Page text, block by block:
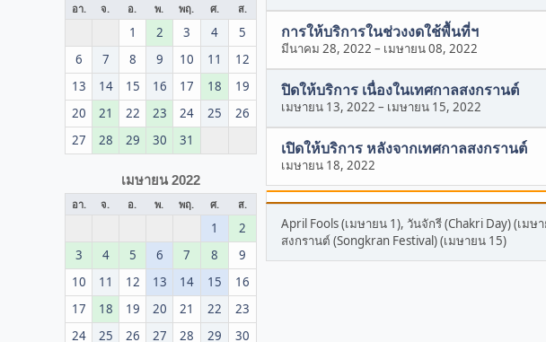
อา. จ. อ. พ. พฤ. ศ. ส.
1 2 3 4
5
6
7 8 9 10 11
12
13
14 15 16 17 18
19
20
21 22 23 24 25
26
27
28 29 30 31
เมษายน 2022
อา. จ. อ. พ. พฤ. ศ. ส.
1
2
3
4 5 6 7 8
9
10
11 12 13 14 15
16
17
18 19 20 21 22
23
24
25 26 27 28 29 30
การให้บริการในช่วงงดใช้พื้นที่ฯ
มีนาคม 28, 2022 – เมษายน 08, 2022
ปิดให้บริการ เนื่องในเทศกาลสงกรานต์
เมษายน 13, 2022 – เมษายน 15, 2022
เปิดให้บริการ หลังจากเทศกาลสงกรานต์
เมษายน 18, 2022
April Fools (เมษายน 1), วันจักรี (Chakri Day) (เม
สงกรานต์ (Songkran Festival) (เมษายน 15)